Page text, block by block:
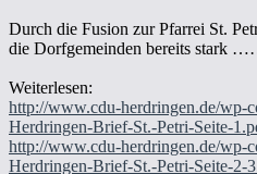
Durch die Fusion zur Pfarrei St.
die Dorfgemeinden bereits stark
Weiterlesen:
http://www.cdu-herdringen.de/wp-
Herdringen-Brief-St.-Petri-Seite-
http://www.cdu-herdringen.de/wp-
Herdringen-Brief-St.-Petri-Seite-2-